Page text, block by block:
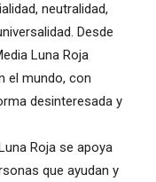
neutralidad,
Desde
Luna Roja
el mundo, con
desinteresada y
Roja se apoya
que ayudan y